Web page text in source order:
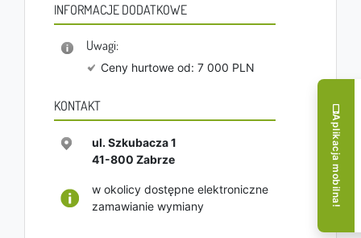
INFORMACJE DODATKOWE
Uwagi:
Ceny hurtowe od: 7 000 PLN
KONTAKT
ul. Szkubacza 1
41-800 Zabrze
w okolicy dostępne elektroniczne
zamawianie wymiany
Aplikacja mobilna!